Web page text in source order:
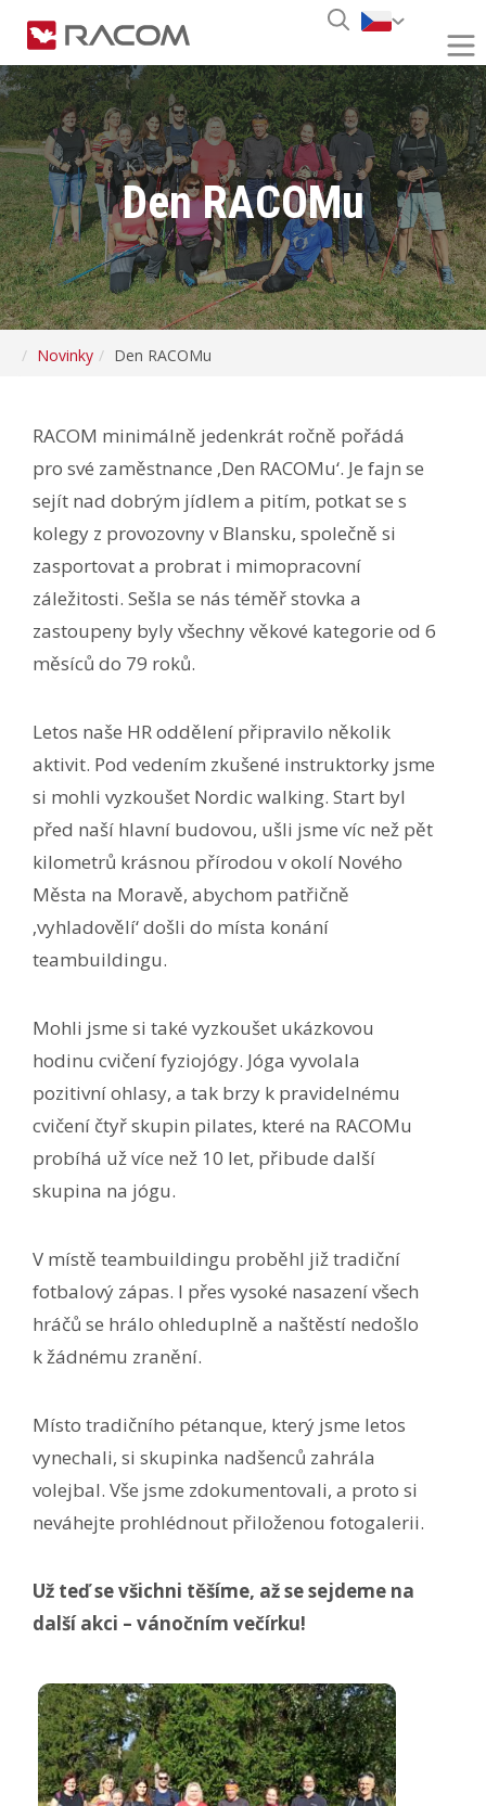
Den RACOMu
Novinky Den RACOMu
RACOM minimálně jedenkrát ročně pořádá
pro své zaměstnance ‚Den RACOMu‘. Je fajn se
sejít nad dobrým jídlem a pitím, potkat se s
kolegy z provozovny v Blansku, společně si
zasportovat a probrat i mimopracovní
záležitosti. Sešla se nás téměř stovka a
zastoupeny byly všechny věkové kategorie od 6
měsíců do 79 roků.
Letos naše HR oddělení připravilo několik
aktivit. Pod vedením zkušené instruktorky jsme
si mohli vyzkoušet Nordic walking. Start byl
před naší hlavní budovou, ušli jsme víc než pět
kilometrů krásnou přírodou v okolí Nového
Města na Moravě, abychom patřičně
‚vyhladovělí‘ došli do místa konání
teambuildingu.
Mohli jsme si také vyzkoušet ukázkovou
hodinu cvičení fyziojógy. Jóga vyvolala
pozitivní ohlasy, a tak brzy k pravidelnému
cvičení čtyř skupin pilates, které na RACOMu
probíhá už více než 10 let, přibude další
skupina na jógu.
V místě teambuildingu proběhl již tradiční
fotbalový zápas. I přes vysoké nasazení všech
hráčů se hrálo ohleduplně a naštěstí nedošlo
k žádnému zranění.
Místo tradičního pétanque, který jsme letos
vynechali, si skupinka nadšenců zahrála
volejbal. Vše jsme zdokumentovali, a proto si
neváhejte prohlédnout přiloženou fotogalerii.
Už teď se všichni těšíme, až se sejdeme na
další akci – vánočním večírku!